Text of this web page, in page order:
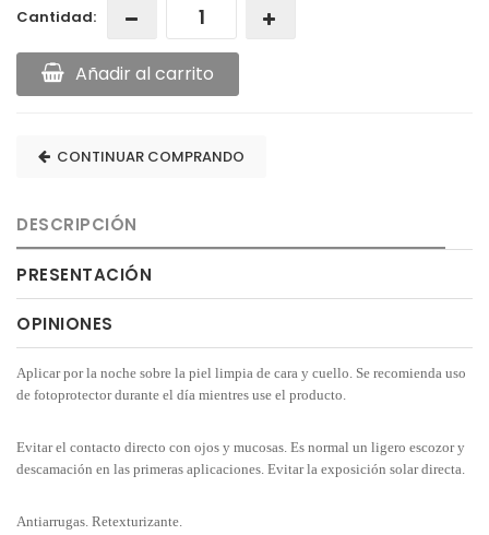
Cantidad:
Añadir al carrito
CONTINUAR COMPRANDO
DESCRIPCIÓN
PRESENTACIÓN
OPINIONES
Aplicar por la noche sobre la piel limpia de cara y cuello. Se recomienda uso
de fotoprotector durante el día mientres use el producto.
Evitar el contacto directo con ojos y mucosas. Es normal un ligero escozor y
descamación en las primeras aplicaciones. Evitar la exposición solar directa.
Antiarrugas. Retexturizante.